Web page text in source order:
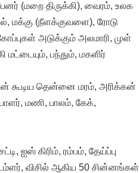
(மறை திருக்கி), வைரம், உலக
மக்கு (நீளக்குவளை), ரோடு
அடுக்கும் அலமாரி, முள்
பந்தும், மகளிர்
கூடிய தென்னை மரம், அரிக்கன்
மணி, பாலம், கேக்,
ஐஸ் கிரிம், ரம்பம், தேய்ப்பு
டம்ளர், விசில் ஆகிய 50 சின்னங்கள்